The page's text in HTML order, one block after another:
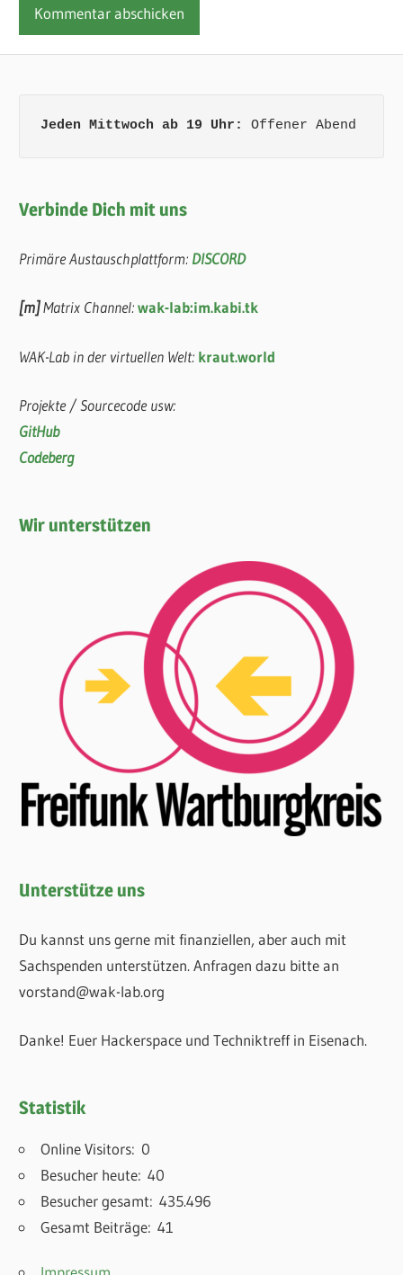
Jeden Mittwoch ab 19 Uhr: Offener Abend
Verbinde Dich mit uns
Primäre Austauschplattform: DISCORD
[m]Matrix Channel:wak-lab:im.kabi.tk
WAK-Lab in der virtuellen Welt: kraut.world
Projekte / Sourcecode usw:
GitHub
Codeberg
Wir unterstützen
Unterstütze uns
Du kannst uns gerne mit finanziellen, aber auch mit
Sachspenden unterstützen. Anfragen dazu bitte an
vorstand@wak-lab.org
Danke! Euer Hackerspace und Techniktreff in Eisenach.
Statistik
Online Visitors: 0
Besucher heute:40
Besucher gesamt:435.496
Gesamt Beiträge:41